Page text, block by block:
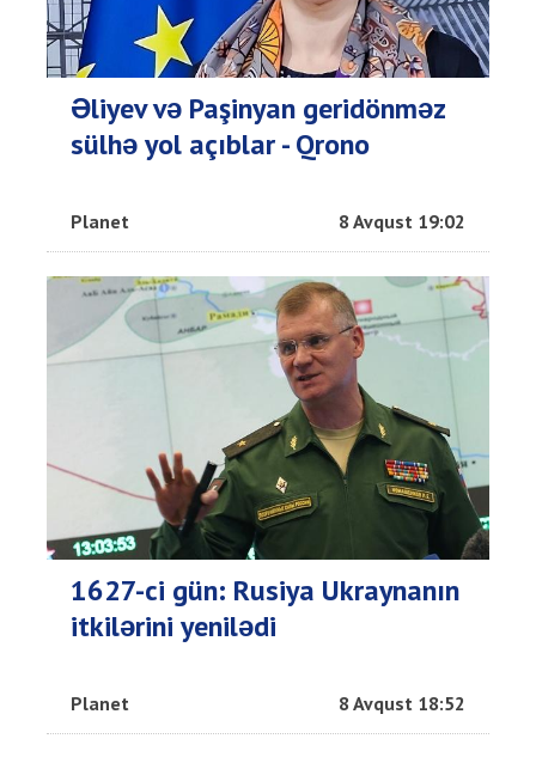
Əliyev və Paşinyan geridönməz
sülhə yol açıblar - Qrono
Planet 8 Avqust 19:02
1627-ci gün: Rusiya Ukraynanın
itkilərini yenilədi
Planet 8 Avqust 18:52